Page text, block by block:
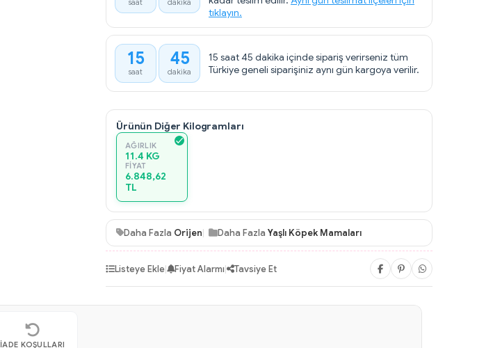
saat dakika
tıklayın.
15
saat
45
dakika
15 saat 45 dakika içinde sipariş verirseniz tüm
Türkiye geneli siparişiniz aynı gün kargoya verilir.
Ürünün Diğer Kilogramları
AĞIRLIK
11.4 KG
FIYAT
6.848,62
TL
Daha Fazla Orijen Daha Fazla Yaşlı Köpek Mamaları
Listeye Ekle| Fiyat Alarmı| Tavsiye Et
İADE KOŞULLARI